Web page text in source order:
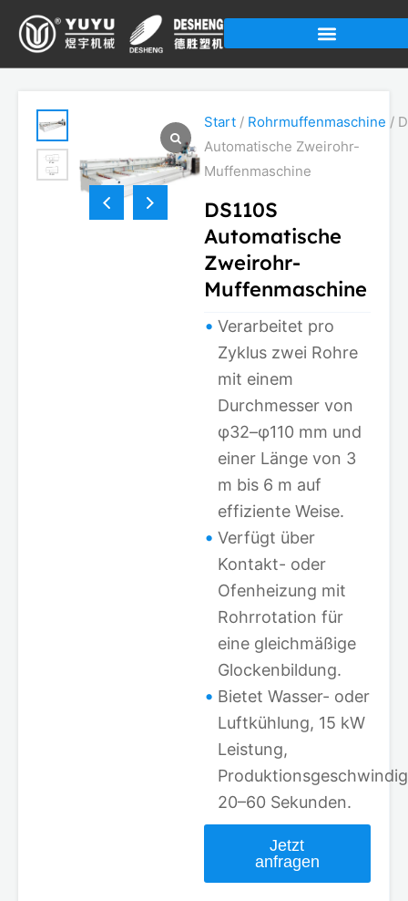
Zum
Inhalt
Start/ Rohrmuffenmaschine /
Automatische Zweirohr-
Muffenmaschine
DS110S
Automatische
Zweirohr-
Muffenmaschine
Verarbeitet pro
Zyklus zwei Rohre
mit einem
Durchmesser von
φ32–φ110 mm und
einer Länge von 3
m bis 6 m auf
effiziente Weise.
Verfügt über
Kontakt- oder
Ofenheizung mit
Rohrrotation für
eine gleichmäßige
Glockenbildung.
Bietet Wasser- oder
Luftkühlung, 15 kW
Leistung,
20–60 Sekunden.
Jetzt
anfragen